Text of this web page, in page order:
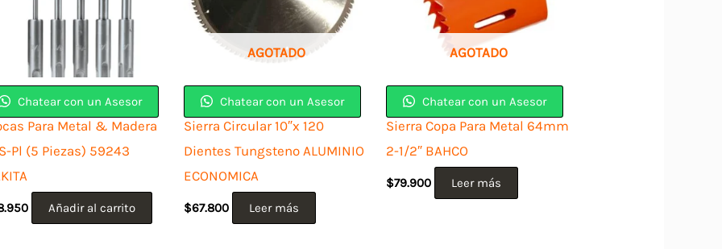
Chatear con un Asesor
Para Metal & Madera
Pl (5 Piezas) 59243
Añadir al carrito
AGOTADO
Chatear con un Asesor
Sierra Circular 10″x 120
Dientes Tungsteno ALUMINIO
ECONOMICA
$67.800 Leer más
AGOTADO
Chatear con un Asesor
Sierra Copa Para Metal 64mm
2-1/2″ BAHCO
$79.900 Leer más